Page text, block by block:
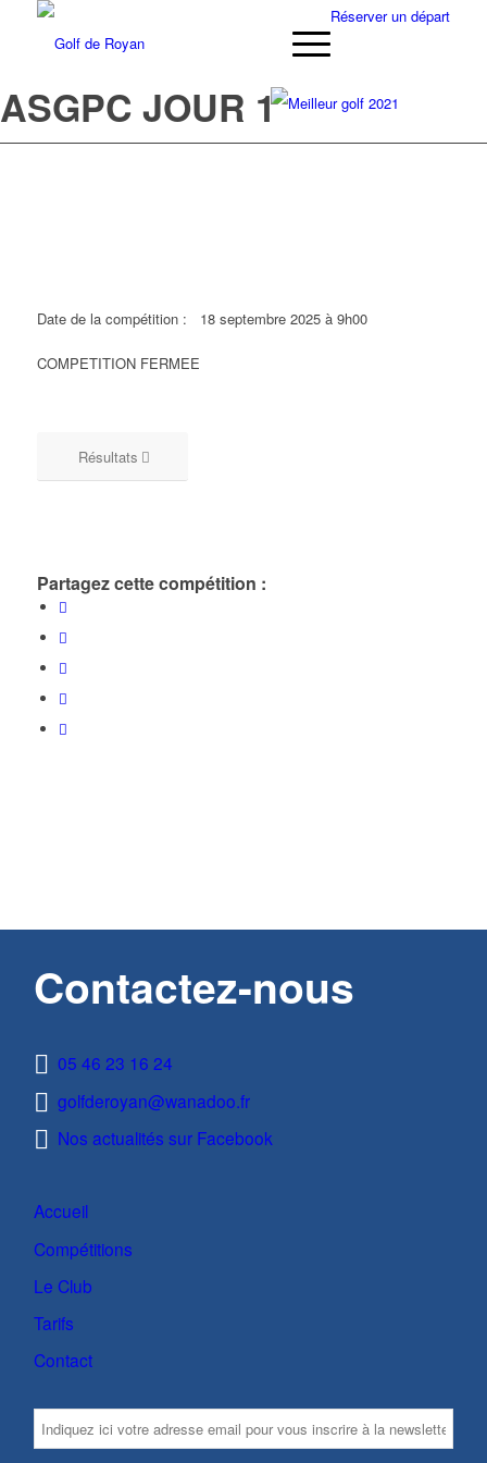
Réserver un départ
ASGPC JOUR 1
Date de la compétition : 18 septembre 2025 à 9h00
COMPETITION FERMEE
Résultats
Partagez cette compétition :
Contactez-nous
05 46 23 16 24
golfderoyan@wanadoo.fr
Nos actualités sur Facebook
Accueil
Compétitions
Le Club
Tarifs
Contact